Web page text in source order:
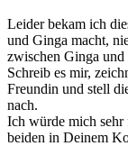
Leider bekam ich
und Ginga macht,
zwischen Ginga und
Schreib es mir,
Freundin und stell
nach.
Ich würde mich sehr
beiden in Deinem